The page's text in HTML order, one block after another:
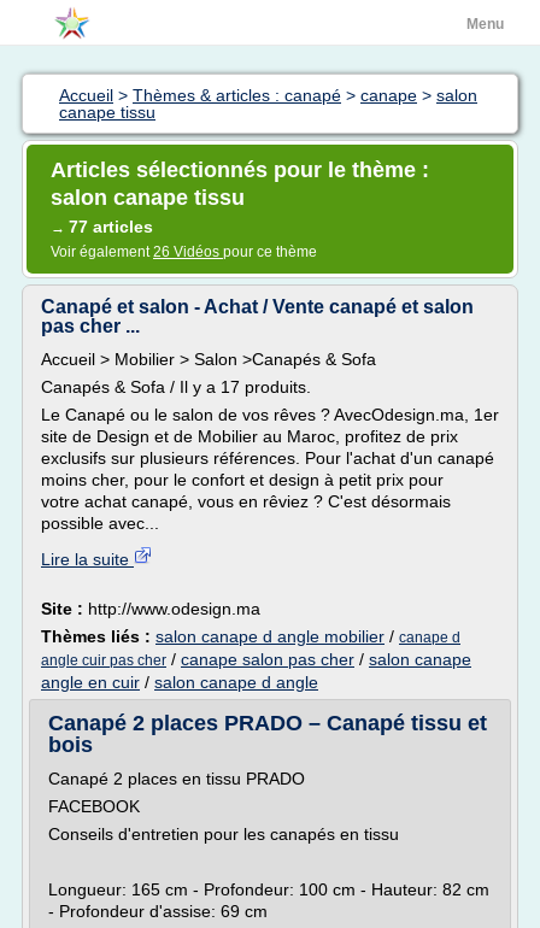
Menu
Accueil > Thèmes & articles : canapé > canape > salon
canape tissu
Articles sélectionnés pour le thème :
salon canape tissu
→ 77 articles
Voir également26 Vidéos pour ce thème
Canapé et salon - Achat / Vente canapé et salon
pas cher ...
Accueil > Mobilier > Salon >Canapés & Sofa
Canapés & Sofa / Il y a 17 produits.
Le Canapé ou le salon de vos rêves ? AvecOdesign.ma, 1er
site de Design et de Mobilier au Maroc, profitez de prix
exclusifs sur plusieurs références. Pour l'achat d'un canapé
moins cher, pour le confort et design à petit prix pour
votre achat canapé, vous en rêviez ? C'est désormais
possible avec...
Lire la suite
Site : http://www.odesign.ma
Thèmes liés : salon canape d angle mobilier / canape d
angle cuir pas cher / canape salon pas cher / salon canape
angle en cuir / salon canape d angle
Canapé 2 places PRADO – Canapé tissu et
bois
Canapé 2 places en tissu PRADO
FACEBOOK
Conseils d'entretien pour les canapés en tissu
Longueur: 165 cm - Profondeur: 100 cm - Hauteur: 82 cm
- Profondeur d'assise: 69 cm